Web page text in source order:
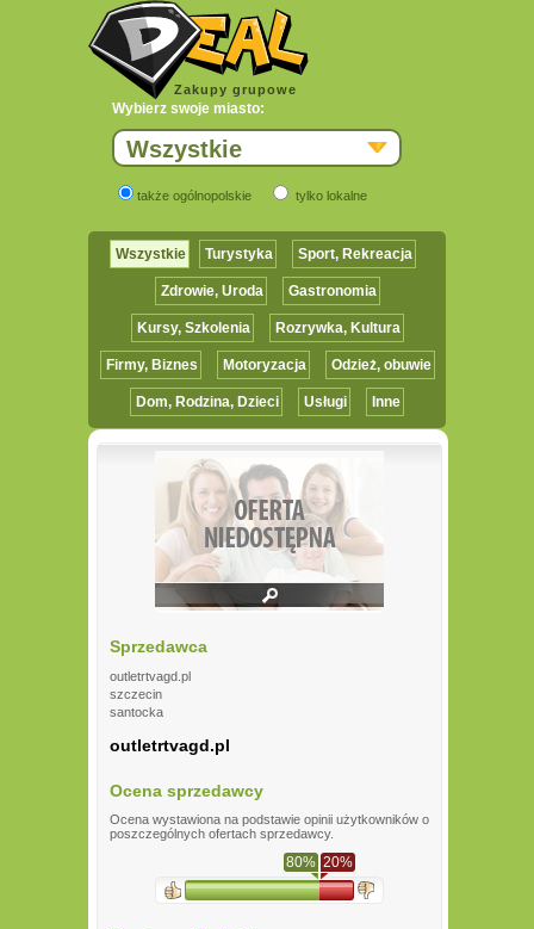
Zakupy grupowe
Wybierz swoje miasto:
Wszystkie
także ogólnopolskie tylko lokalne
Wszystkie Turystyka Sport, Rekreacja
Zdrowie, Uroda Gastronomia
Kursy, Szkolenia Rozrywka, Kultura
Firmy, Biznes Motoryzacja Odzież, obuwie
Dom, Rodzina, Dzieci Usługi Inne
Sprzedawca
outletrtvagd.pl
szczecin
santocka
outletrtvagd.pl
Ocena sprzedawcy
Ocena wystawiona na podstawie opinii użytkowników o
poszczególnych ofertach sprzedawcy.
80% 20%